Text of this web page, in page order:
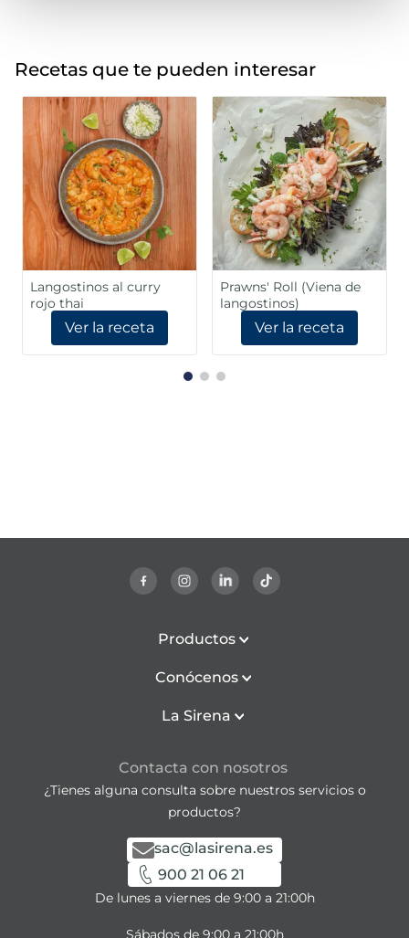
Recetas que te pueden interesar
Langostinos al curry
rojo thai
Ver la receta
Prawns' Roll (Viena de
langostinos)
Ver la receta
Productos
Conócenos
La Sirena
Contacta con nosotros
¿Tienes alguna consulta sobre nuestros servicios o
productos?
sac@lasirena.es
900 21 06 21
De lunes a viernes de 9:00 a 21:00h
Sábados de 9:00 a 21:00h